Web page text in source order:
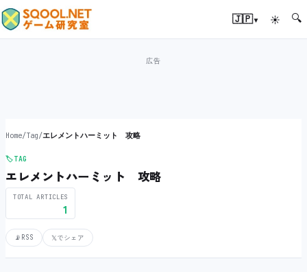
🇯🇵▾ ☀ 🔍
Home/Tag/エレメントハーミット 攻略
🏷️TAG
エレメントハーミット 攻略
TOTAL ARTICLES
1
📡 RSS 𝕏でシェア